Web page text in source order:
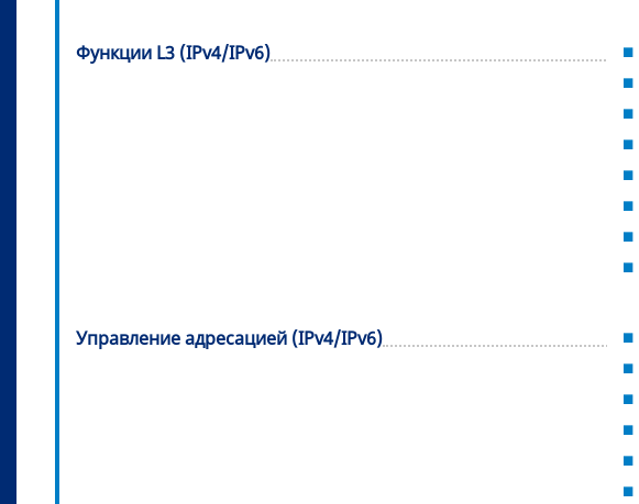
Функции L3 (IPv4/IPv6)
Управление адресацией (IPv4/IPv6)